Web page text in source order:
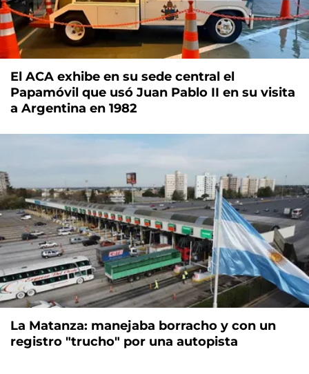
El ACA exhibe en su sede central el
Papamóvil que usó Juan Pablo II en su visita
a Argentina en 1982
La Matanza: manejaba borracho y con un
registro "trucho" por una autopista